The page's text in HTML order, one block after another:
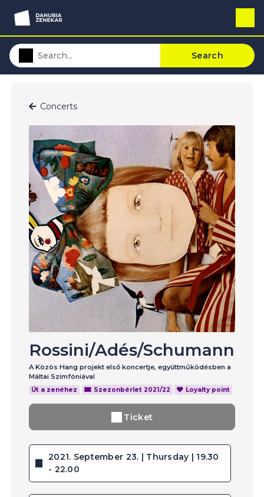
Search
Concerts
Rossini/Adés/Schumann
A Közös Hang projekt első koncertje, együttműködésben a
Máltai Szimfóniával
Út a zenéhez Szezonbérlet 2021/22 Loyalty point
Ticket
2021. September 23. | Thursday | 19.30
- 22.00